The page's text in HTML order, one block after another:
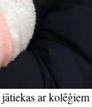
jātiekas ar